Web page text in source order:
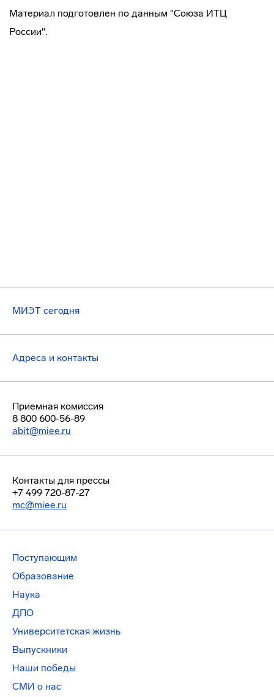
Материал подготовлен по данным "Союза ИТЦ
России".
МИЭТ сегодня
Адреса и контакты
Приемная комиссия
8 800 600-56-89
abit@miee.ru
Контакты для прессы
+7 499 720-87-27
mc@miee.ru
Поступающим
Образование
Наука
ДПО
Университетская жизнь
Выпускники
Наши победы
СМИ о нас